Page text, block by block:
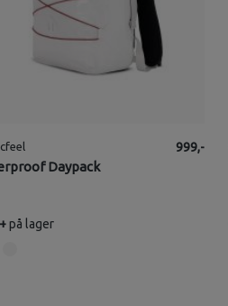
Daypack
999,-
på lager